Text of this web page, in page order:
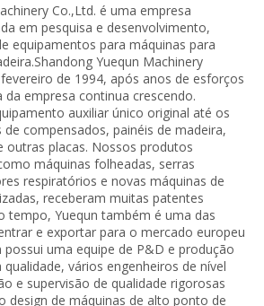
Co.,Ltd. é uma empresa
em pesquisa e desenvolvimento,
equipamentos para máquinas para
Yuequn Machinery
de 1994, após anos de esforços
da empresa continua crescendo.
auxiliar único original até os
compensados, painéis de madeira,
outras placas. Nossos produtos
máquinas folheadas, serras
respiratórios e novas máquinas de
receberam muitas patentes
tempo, Yuequn também é uma das
e exportar para o mercado europeu
possui uma equipe de P&D e produção
vários engenheiros de nível
e supervisão de qualidade rigorosas
design de máquinas de alto ponto de